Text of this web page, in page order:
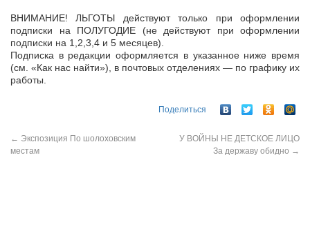
ВНИМАНИЕ! ЛЬГОТЫ действуют только при оформлении
подписки на ПОЛУГОДИЕ (не действуют при оформлении
подписки на 1,2,3,4 и 5 месяцев).
Подписка в редакции оформляется в указанное ниже время
(см. «Как нас найти»), в почтовых отделениях — по графику их
работы.
Поделиться
← Экспозиция По шолоховским
местам
У ВОЙНЫ НЕ ДЕТСКОЕ ЛИЦО
За державу обидно →